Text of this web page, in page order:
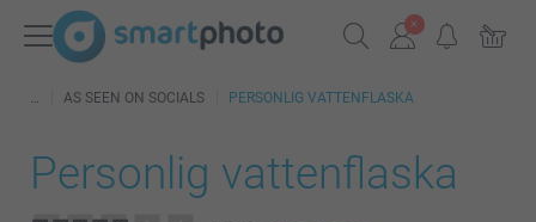
AS SEEN ON SOCIALS PERSONLIG VATTENFLASKA
Personlig vattenflaska